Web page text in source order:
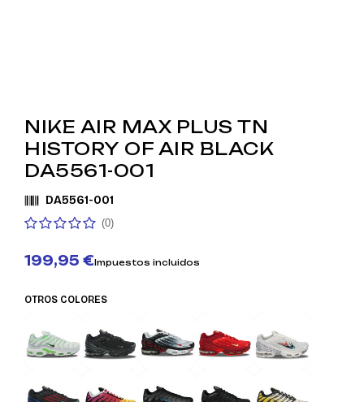
NIKE AIR MAX PLUS TN
HISTORY OF AIR BLACK
DA5561-001
DA5561-001
(0)
199,95 €Impuestos incluidos
OTROS COLORES